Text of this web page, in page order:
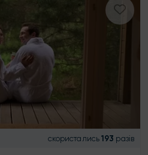
скористались 193 разів